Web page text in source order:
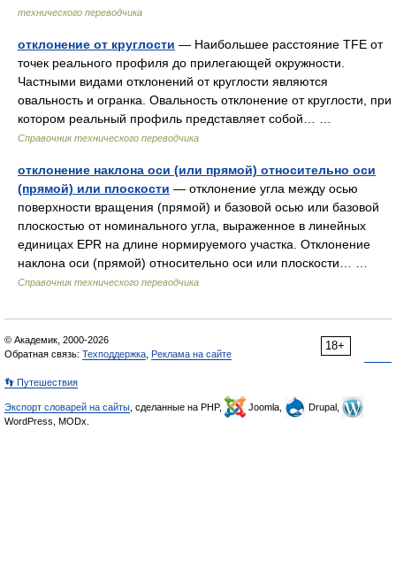
технического переводчика
отклонение от круглости — Наибольшее расстояние TFE от
точек реального профиля до прилегающей окружности.
Частными видами отклонений от круглости являются
овальность и огранка. Овальность отклонение от круглости, при
котором реальный профиль представляет собой… …
Справочник технического переводчика
отклонение наклона оси (или прямой) относительно оси
(прямой) или плоскости — отклонение угла между осью
поверхности вращения (прямой) и базовой осью или базовой
плоскостью от номинального угла, выраженное в линейных
единицах EPR на длине нормируемого участка. Отклонение
наклона оси (прямой) относительно оси или плоскости… …
Справочник технического переводчика
18+
© Академик, 2000-2026
Обратная связь: Техподдержка Реклама на сайте
👣 Путешествия
Экспорт словарей на сайты , сделанные на PHP, Joomla,
Drupal,
WordPress, MODx.